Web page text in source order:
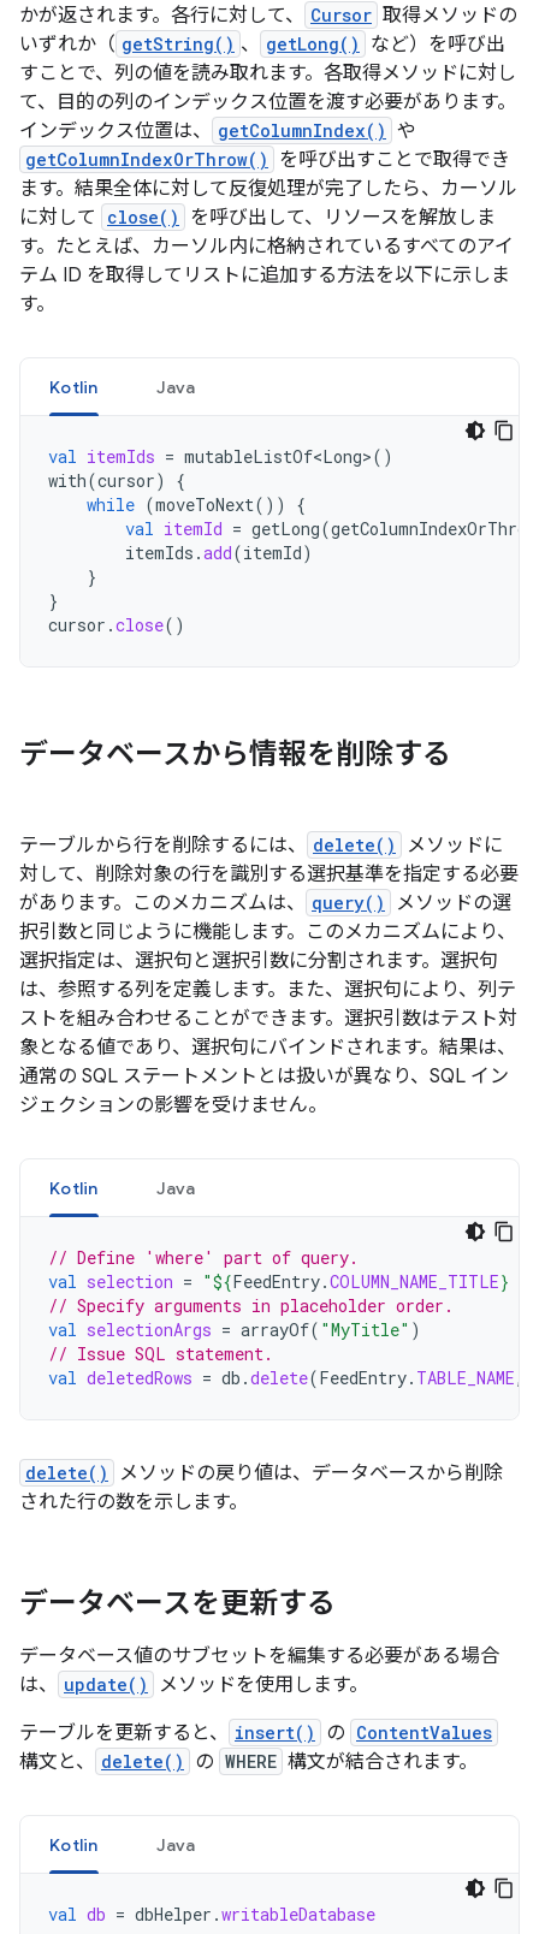
かが返されます。各行に対して、
Cursor 取得メソッドの
いずれか（ getString() 、 getLong()
など）を呼び出
すことで、列の値を読み取れます。各取得メソッドに対し
て、目的の列のインデックス位置を渡す必要があります。
インデックス位置は、
getColumnIndex() や
getColumnIndexOrThrow()
を呼び出すことで取得でき
ます。結果全体に対して反復処理が完了したら、カーソル
に対して
close()
を呼び出して、リソースを解放しま
す。たとえば、カーソル内に格納されているすべてのアイ
テム ID を取得してリストに追加する方法を以下に示しま
す。
Kotlin Java
val itemIds = mutableListOf<Long>()
with(cursor)
{
while (moveToNext())
{
val itemId = getLong(getColumnIndexOrThrow
itemIds .add(itemId)
}
}
cursor .close()
データベースから情報を削除する
テーブルから行を削除するには、 delete()
メソッドに
対して、削除対象の行を識別する選択基準を指定する必要
があります。このメカニズムは、
query()
メソッドの選
択引数と同じように機能します。このメカニズムにより、
選択指定は、選択句と選択引数に分割されます。選択句
は、参照する列を定義します。また、選択句により、列テ
ストを組み合わせることができます。選択引数はテスト対
象となる値であり、選択句にバインドされます。結果は、
通常の SQL ステートメントとは扱いが異なり、SQL イン
ジェクションの影響を受けません。
Kotlin Java
// Define 'where' part of query.
val selection = "${FeedEntry.COLUMN_NAME_TITLE}
// Specify arguments in placeholder order.
val selectionArgs = arrayOf( "MyTitle" )
// Issue SQL statement.
val deletedRows = db .delete(FeedEntry. TABLE_NAME,
delete()
メソッドの戻り値は、データベースから削除
された行の数を示します。
データベースを更新する
データベース値のサブセットを編集する必要がある場合
は、
update()
メソッドを使用します。
テーブルを更新すると、
insert() の ContentValues
構文と、 delete() の WHERE 構文が結合されます。
Kotlin Java
val db = dbHelper .writableDatabase